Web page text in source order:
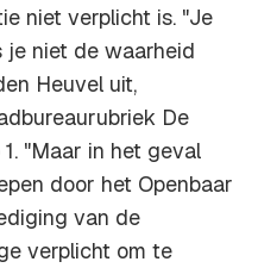
niet verplicht is. "Je
niet de waarheid
Heuvel uit,
De
"Maar in het geval
door het Openbaar
van de
verplicht om te